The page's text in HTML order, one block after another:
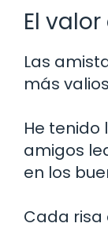
El
Las
más
He tenido
amigos
en los
Cada